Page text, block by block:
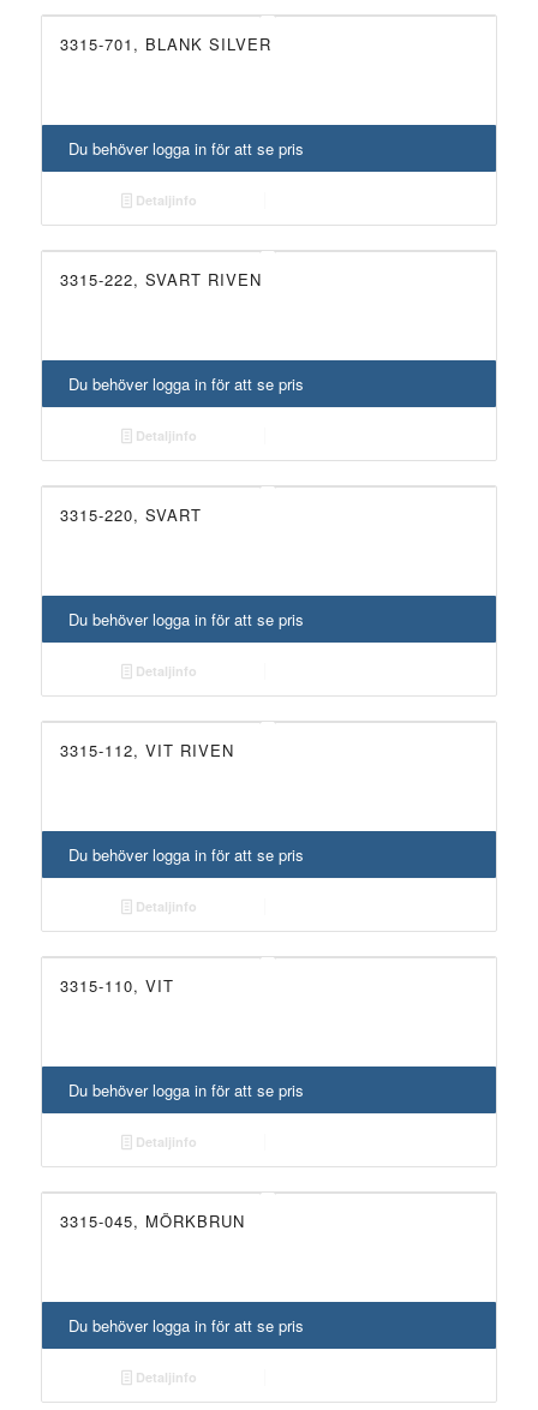
3315-701, BLANK SILVER
Du behöver logga in för att se pris
Detaljinfo
3315-222, SVART RIVEN
Du behöver logga in för att se pris
Detaljinfo
3315-220, SVART
Du behöver logga in för att se pris
Detaljinfo
3315-112, VIT RIVEN
Du behöver logga in för att se pris
Detaljinfo
3315-110, VIT
Du behöver logga in för att se pris
Detaljinfo
3315-045, MÖRKBRUN
Du behöver logga in för att se pris
Detaljinfo